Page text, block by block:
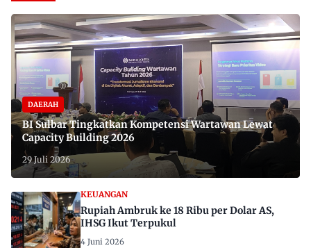
DAERAH
BI Sulbar Tingkatkan Kompetensi Wartawan Lewat
Capacity Building 2026
29 Juli 2026
KEUANGAN
Rupiah Ambruk ke 18 Ribu per Dolar AS,
IHSG Ikut Terpukul
4 Juni 2026